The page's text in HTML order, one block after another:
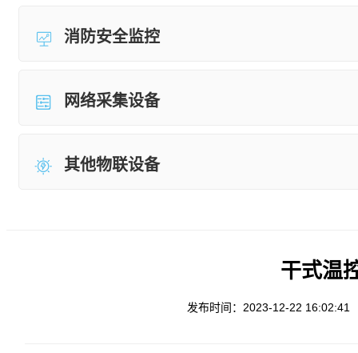
消防安全监控
网络采集设备
其他物联设备
干式温
发布时间：2023-12-22 16:02:41